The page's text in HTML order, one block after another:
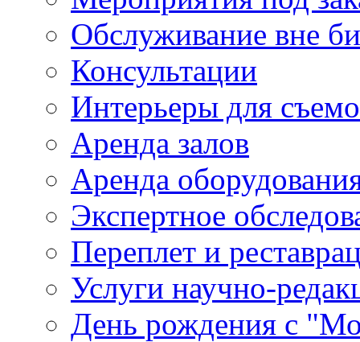
Обслуживание вне
Консультации
Интерьеры для
Аренда залов
Аренда
Экспертное
Переплет и
Услуги научно-
День рождения с